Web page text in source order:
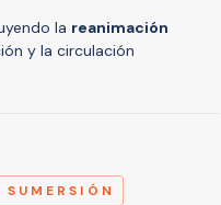
la reanimación
y la circulación